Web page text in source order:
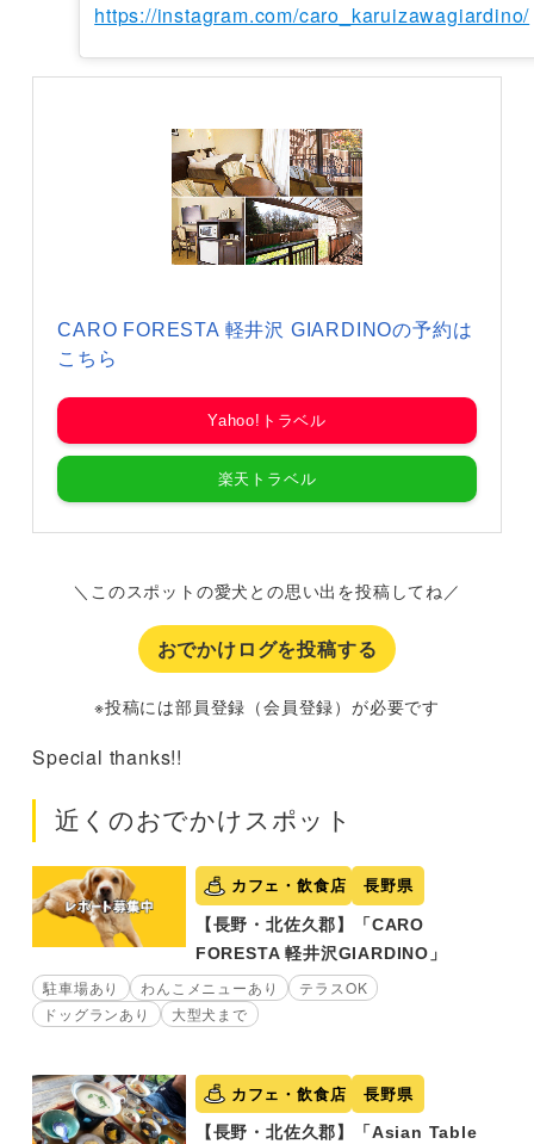
https://instagram.com/caro_karuizawagiardino/
CARO FORESTA 軽井沢 GIARDINOの予約は
こちら
Yahoo!トラベル
楽天トラベル
＼このスポットの愛犬との思い出を投稿してね／
おでかけログを投稿する
※投稿には部員登録（会員登録）が必要です
Special thanks!!
近くのおでかけスポット
カフェ・飲食店 長野県
【長野・北佐久郡】「CARO
FORESTA 軽井沢GIARDINO」
駐車場あり わんこメニューあり
テラスOK
ドッグランあり
大型犬まで
カフェ・飲食店 長野県
【長野・北佐久郡】「Asian Table